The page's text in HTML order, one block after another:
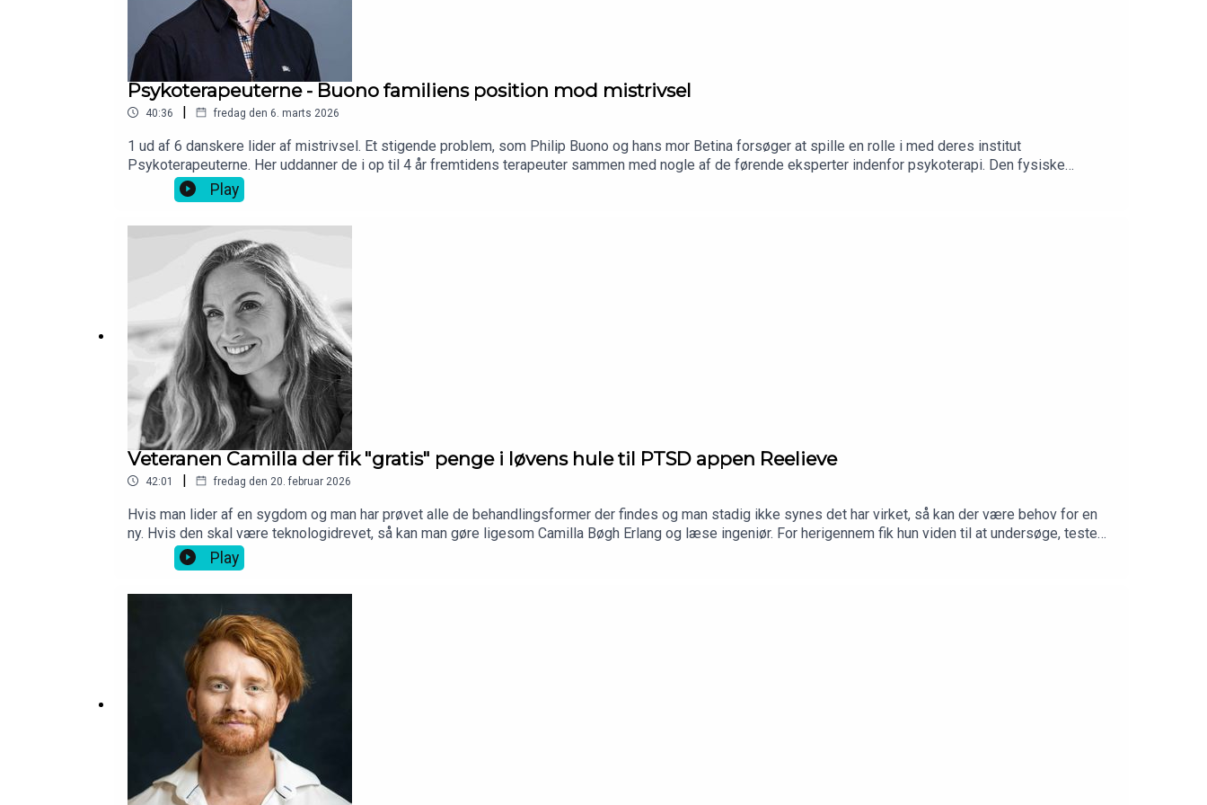
Psykoterapeuterne - Buono familiens position mod mistrivsel
40:36 | fredag den 6. marts 2026
1 ud af 6 danskere lider af mistrivsel. Et stigende problem, som Philip Buono og hans mor Betina forsøger at spille en rolle i med deres institut
Psykoterapeuterne. Her uddanner de i op til 4 år fremtidens terapeuter sammen med nogle af de førende eksperter indenfor psykoterapi. Den fysiske
undervisning er ikke for hverken mor eller søn uvant. Betina er uddannet lærer og Philip - ja han startede allerede i gymnasiet, da han ikke kunne få job
andetsteds med at tilbyde privat lektiehjælp til børn og unge i hans virksomhed Skolehjælp. Og selvom det var en drengedrøm at tage den virksomhed med
for 10 % af Psykoterapeuterne. Det her er deres iværksætterhistorie.
Play
Veteranen Camilla der fik "gratis" penge i løvens hule til PTSD appen Reelieve
42:01 | fredag den 20. februar 2026
Hvis man lider af en sygdom og man har prøvet alle de behandlingsformer der findes og man stadig ikke synes det har virket, så kan der være behov for en
ny. Hvis den skal være teknologidrevet, så kan man gøre ligesom Camilla Bøgh Erlang og læse ingeniør. For herigennem fik hun viden til at undersøge, teste
og siden udvikle appen Reelieve for ptsd ramte, som hun pitchede i løvens hule. Den fungerer som en digital servicehund, der kan hjælpe både før, under og
efter et angstanfald.
Play